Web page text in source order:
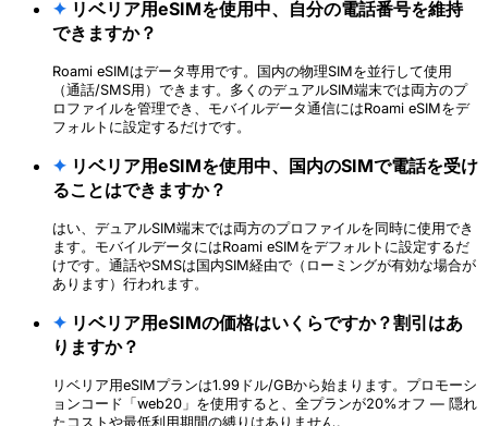
✦ リベリア用eSIMを使用中、自分の電話番号を維持
できますか？
Roami eSIMはデータ専用です。国内の物理SIMを並行して使用
（通話/SMS用）できます。多くのデュアルSIM端末では両方のプ
ロファイルを管理でき、モバイルデータ通信にはRoami eSIMをデ
フォルトに設定するだけです。
✦ リベリア用eSIMを使用中、国内のSIMで電話を受け
ることはできますか？
はい、デュアルSIM端末では両方のプロファイルを同時に使用でき
ます。モバイルデータにはRoami eSIMをデフォルトに設定するだ
けです。通話やSMSは国内SIM経由で（ローミングが有効な場合が
あります）行われます。
✦ リベリア用eSIMの価格はいくらですか？割引はあ
りますか？
リベリア用eSIMプランは1.99ドル/GBから始まります。プロモーシ
ョンコード「web20」を使用すると、全プランが20%オフ — 隠れ
たコストや最低利用期間の縛りはありません。